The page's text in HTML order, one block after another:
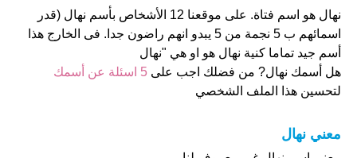
نهال هو اسم فتاة. على موقعنا 12 الأشخاص بأسم نهال (قدر
اسمائهم ب 5 نجمة من 5 يبدو انهم راضون جدا. فى الخارج هذا
أسم جيد تماما كنية نهال هو او هي "نهال
هل أسمك نهال? من فضلك اجب على 5 اسئلة عن أسمك
لتحسين هذا الملف الشخصي
معني نهال